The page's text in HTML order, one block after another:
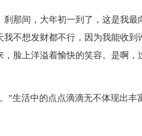
那间，大年初一到了，这是我
不想发财都不行，因为我能收到
脸上洋溢着愉快的笑容。是啊
”生活中的点点滴滴无不体现出